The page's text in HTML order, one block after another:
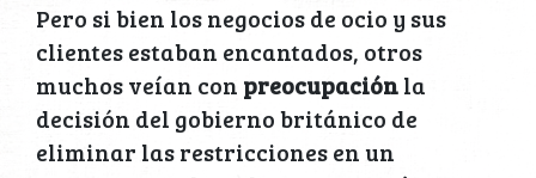
Pero si bien los negocios de ocio y sus
clientes estaban encantados, otros
muchos veían con preocupaciónla
decisión del gobierno británico de
eliminar las restricciones en un